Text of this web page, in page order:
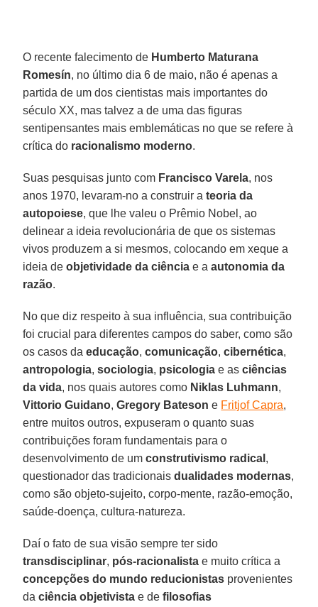
O recente falecimento de Humberto Maturana
Romesín, no último dia 6 de maio, não é apenas a
partida de um dos cientistas mais importantes do
século XX, mas talvez a de uma das figuras
sentipensantes mais emblemáticas no que se refere à
crítica do racionalismo moderno.
Suas pesquisas junto com Francisco Varela, nos
anos 1970, levaram-no a construir ateoria da
autopoiese, que lhe valeu o Prêmio Nobel, ao
delinear a ideia revolucionária de que os sistemas
vivos produzem a si mesmos, colocando em xeque a
ideia deobjetividade da ciência e aautonomia da
razão.
No que diz respeito à sua influência, sua contribuição
foi crucial para diferentes campos do saber, como são
os casos daeducação,comunicação,cibernética,
antropologia,sociologia, psicologia e asciências
da vida, nos quais autores como Niklas Luhmann,
Vittorio Guidano,Gregory Bateson e Fritjof Capra,
entre muitos outros, expuseram o quanto suas
contribuições foram fundamentais para o
desenvolvimento de umconstrutivismo radical ,
questionador das tradicionaisdualidades modernas,
como são objeto-sujeito, corpo-mente, razão-emoção,
saúde-doença, cultura-natureza.
Daí o fato de sua visão sempre ter sido
transdisciplinar, pós-racionalista e muito crítica a
concepções do mundo reducionistas provenientes
daciência objetivista e defilosofias